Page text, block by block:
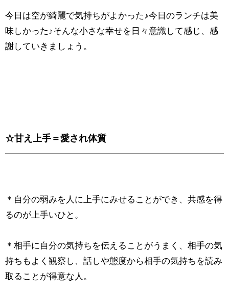
今日は空が綺麗で気持ちがよかった♪今日のランチは美
味しかった♪そんな小さな幸せを日々意識して感じ、感
謝していきましょう。
☆甘え上手＝愛され体質
＊自分の弱みを人に上手にみせることができ、共感を得
るのが上手いひと。
＊相手に自分の気持ちを伝えることがうまく、相手の気
持ちもよく観察し、話しや態度から相手の気持ちを読み
取ることが得意な人。